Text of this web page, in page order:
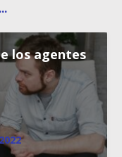
los agentes